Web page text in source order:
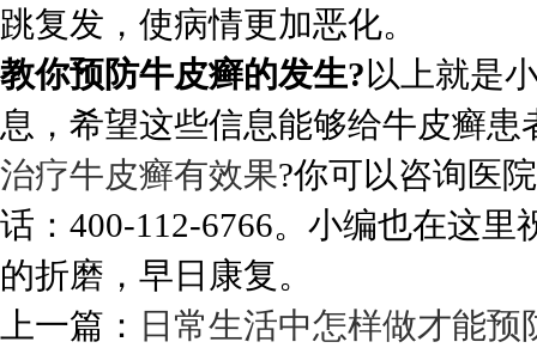
跳复发，使病情更加恶化。
教你预防牛皮癣的发生? 以上就是
息，希望这些信息能够给牛皮癣
治疗牛皮癣有效果?你可以咨询医
话：400-112-6766。小编也在这
的折磨，早日康复。
上一篇： 日常生活中怎样做才能预